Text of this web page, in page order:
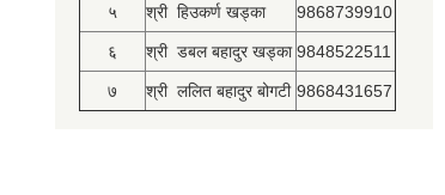
५ श्री हिउकर्ण खड्का 9868739910
६ श्री डबल बहादुर खड्का 9848522511
७ श्री ललित बहादुर बोगटी 9868431657